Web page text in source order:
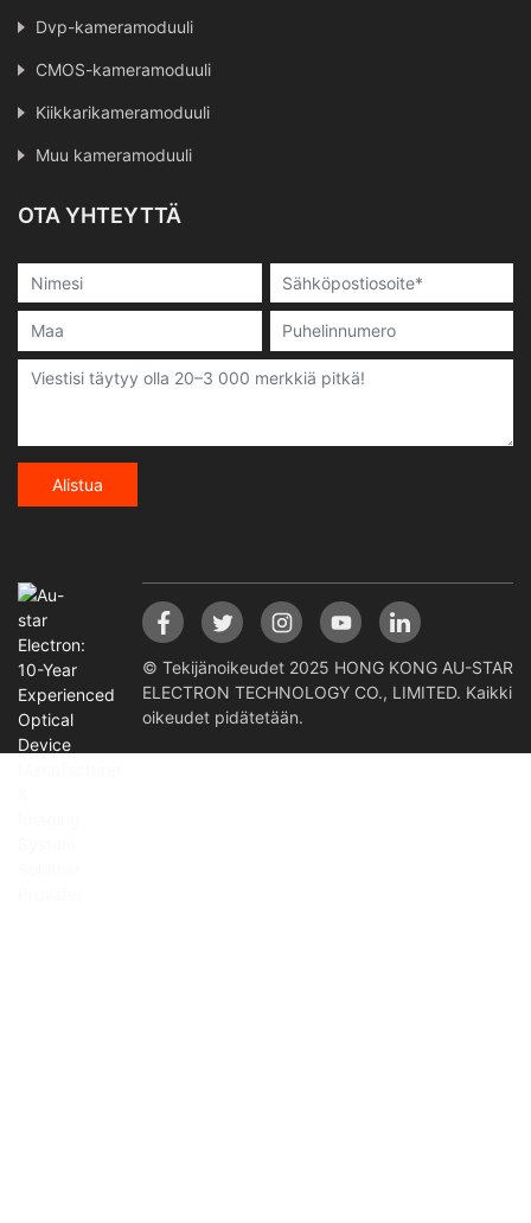
Dvp-kameramoduuli
CMOS-kameramoduuli
Kiikkarikameramoduuli
Muu kameramoduuli
OTA YHTEYTTÄ
Alistua
© Tekijänoikeudet 2025 HONG KONG AU-STAR
ELECTRON TECHNOLOGY CO., LIMITED. Kaikki
oikeudet pidätetään.